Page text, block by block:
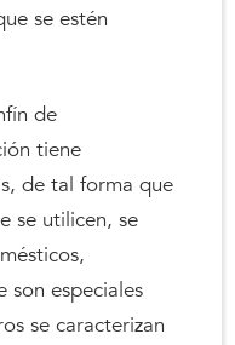
se estén
de
tiene
de tal forma que
se utilicen, se
son especiales
se caracterizan